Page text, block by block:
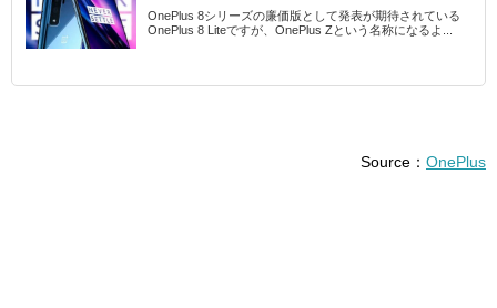
OnePlus 8シリーズの廉価版として発表が期待されている
OnePlus 8 Liteですが、OnePlus Zという名称になるよ...
Source： OnePlus